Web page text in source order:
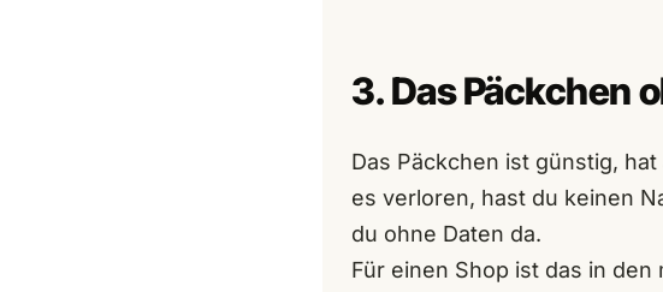
3. Das Päckchen
Das Päckchen ist günstig,
es verloren, hast du keinen
du ohne Daten da.
Für einen Shop ist das in